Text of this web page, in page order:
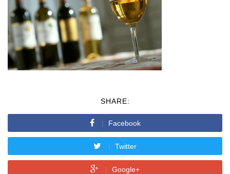
SHARE:
Facebook
Twitter
Google+